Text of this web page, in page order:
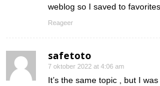
weblog so I saved to favorites.
Reageer
safetoto
7 oktober 2022 at 4:06 am
It’s the same topic , but I